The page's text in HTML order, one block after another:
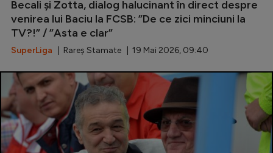
Becali și Zotta, dialog halucinant în direct despre
venirea lui Baciu la FCSB: ”De ce zici minciuni la
TV?!” / ”Asta e clar”
SuperLiga | Rareș Stamate | 19 Mai 2026, 09:40